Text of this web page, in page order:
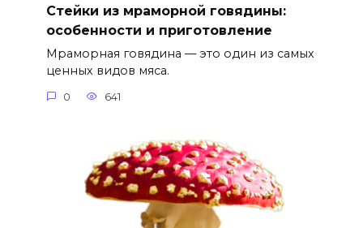
Стейки из мраморной говядины:
особенности и приготовление
Мраморная говядина — это один из самых
ценных видов мяса.
0 641